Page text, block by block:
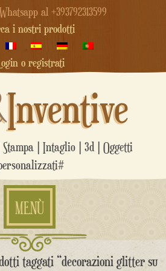
al +393792313599
i nostri prodotti
o registrati
Inventive
| Intaglio | 3d | Oggetti
MENÙ
taggati “decorazioni glitter su